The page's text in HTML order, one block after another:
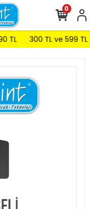
TL 300 TL ve 599 TL
0